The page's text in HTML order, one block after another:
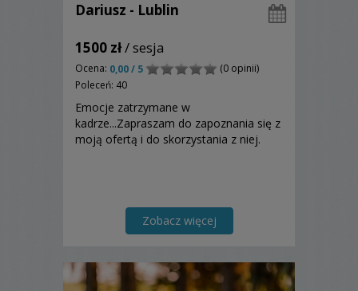
Dariusz - Lublin
1500 zł/ sesja
Ocena: 0,00 / 5
(0 opinii)
Poleceń: 40
Emocje zatrzymane w
kadrze...Zapraszam do zapoznania się z
moją ofertą i do skorzystania z niej.
Zobacz więcej